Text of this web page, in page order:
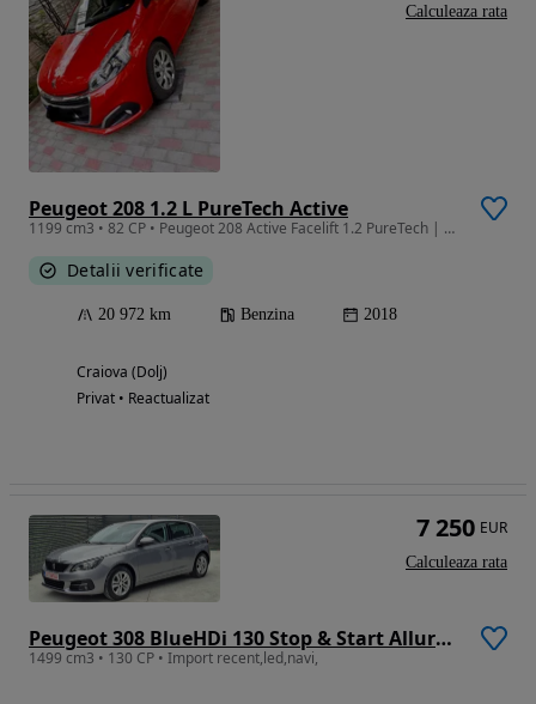
Peugeot 208 1.2 L PureTech Active
1199 cm3 • 82 CP • Peugeot 208 Active Facelift 1.2 PureTech | 2019 | 20.972 km |
Detalii verificate
20 972 km Benzina 2018
Craiova (Dolj)
Privat • Reactualizat
Calculeaza rata
Peugeot 308 BlueHDi 130 Stop & Start Allure Business-Paket
1499 cm3 • 130 CP • Import recent,led,navi,
7 250 EUR
Calculeaza rata